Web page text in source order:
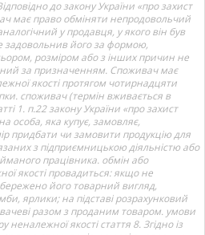
до закону України «про захист
має право обміняти непродовольчий
у продавця, у якого він був
його за формою,
розміром або з інших причин не
за призначенням. Споживач має
якості протягом чотирнадцяти
споживач (термін вживається в
1. п.22 закону України «про захист
особа, яка купує, замовляє,
придбати чи замовити продукцію для
з підприємницькою діяльністю або
працівника. обмін або
якості провадиться: якщо не
його товарний вигляд,
ярлики; на підставі розрахунковий
разом з проданим товаром. умови
якості стаття 8. Згідно із